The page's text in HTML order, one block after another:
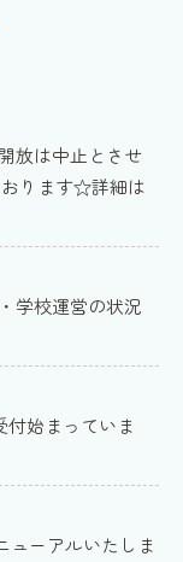
放は中止とさせ
ります☆詳細は
学校運営の状況
始まっていま
ューアルいたしま